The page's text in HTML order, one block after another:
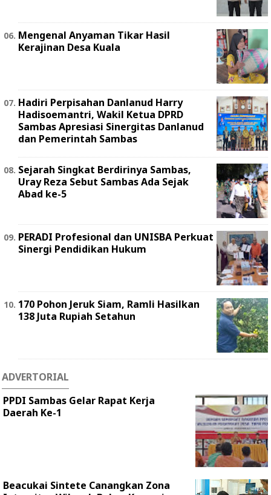
Mengenal Anyaman Tikar Hasil
Kerajinan Desa Kuala
Hadiri Perpisahan Danlanud Harry
Hadisoemantri, Wakil Ketua DPRD
Sambas Apresiasi Sinergitas Danlanud
dan Pemerintah Sambas
Sejarah Singkat Berdirinya Sambas,
Uray Reza Sebut Sambas Ada Sejak
Abad ke-5
PERADI Profesional dan UNISBA Perkuat
Sinergi Pendidikan Hukum
170 Pohon Jeruk Siam, Ramli Hasilkan
138 Juta Rupiah Setahun
ADVERTORIAL
PPDI Sambas Gelar Rapat Kerja
Daerah Ke-1
Beacukai Sintete Canangkan Zona